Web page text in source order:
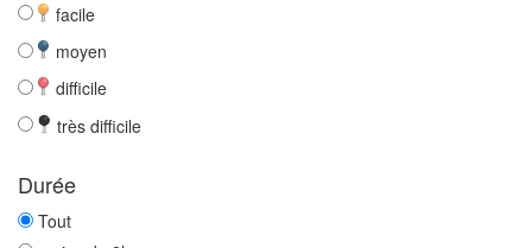
facile
moyen
difficile
très difficile
Durée
Tout